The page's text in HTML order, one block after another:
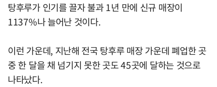
탕후루가 인기를 끌자 불과 1년 만에 신규 매장이
1137%나 늘어난 것이다.
이런 가운데, 지난해 전국 탕후루 매장 가운데 폐업한 곳
중 한 달을 채 넘기지 못한 곳도 45곳에 달하는 것으로
나타났다.